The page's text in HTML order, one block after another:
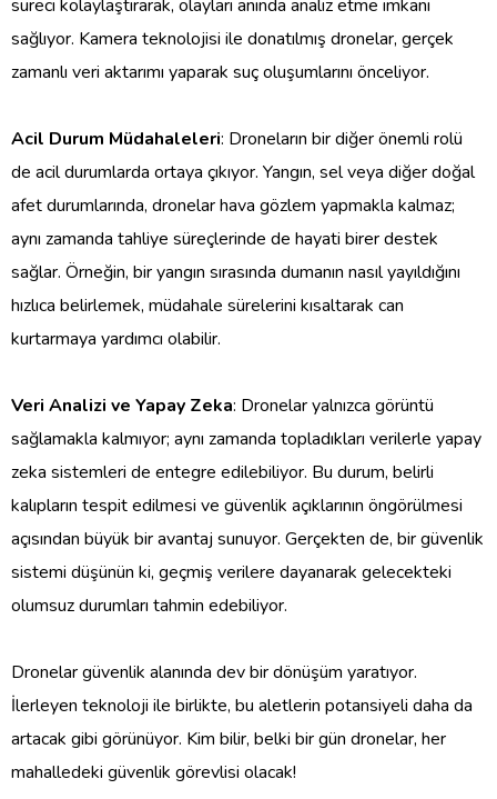
süreci kolaylaştırarak, olayları anında analiz etme imkanı
sağlıyor. Kamera teknolojisi ile donatılmış dronelar, gerçek
zamanlı veri aktarımı yaparak suç oluşumlarını önceliyor.
Acil Durum Müdahaleleri: Droneların bir diğer önemli rolü
de acil durumlarda ortaya çıkıyor. Yangın, sel veya diğer doğal
afet durumlarında, dronelar hava gözlem yapmakla kalmaz;
aynı zamanda tahliye süreçlerinde de hayati birer destek
sağlar. Örneğin, bir yangın sırasında dumanın nasıl yayıldığını
hızlıca belirlemek, müdahale sürelerini kısaltarak can
kurtarmaya yardımcı olabilir.
Veri Analizi ve Yapay Zeka: Dronelar yalnızca görüntü
sağlamakla kalmıyor; aynı zamanda topladıkları verilerle yapay
zeka sistemleri de entegre edilebiliyor. Bu durum, belirli
kalıpların tespit edilmesi ve güvenlik açıklarının öngörülmesi
açısından büyük bir avantaj sunuyor. Gerçekten de, bir güvenlik
sistemi düşünün ki, geçmiş verilere dayanarak gelecekteki
olumsuz durumları tahmin edebiliyor.
Dronelar güvenlik alanında dev bir dönüşüm yaratıyor.
İlerleyen teknoloji ile birlikte, bu aletlerin potansiyeli daha da
artacak gibi görünüyor. Kim bilir, belki bir gün dronelar, her
mahalledeki güvenlik görevlisi olacak!